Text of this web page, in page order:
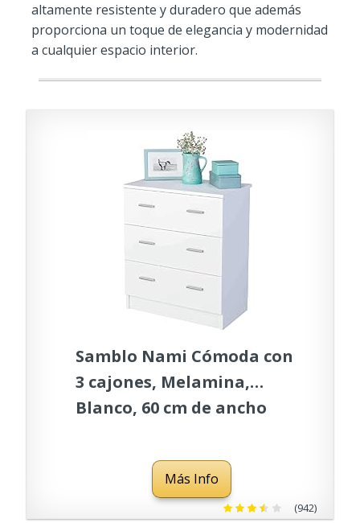
altamente resistente y duradero que además
proporciona un toque de elegancia y modernidad
a cualquier espacio interior.
Samblo Nami Cómoda con
3 cajones, Melamina,
Blanco, 60 cm de ancho
Más Info
(942)